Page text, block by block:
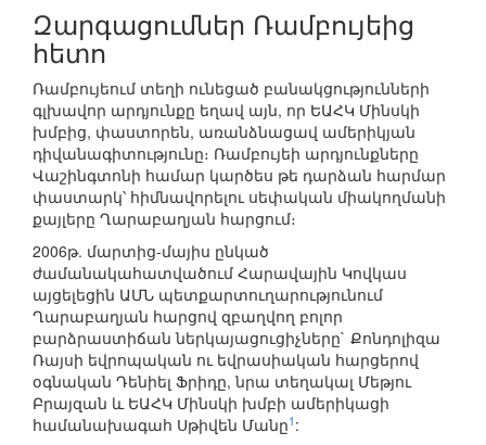
Զարգացումներ Ռամբույեից
հետո
Ռամբույեում տեղի ունեցած բանակցությունների
գլխավոր արդյունքը եղավ այն, որ ԵԱՀԿ Մինսկի
խմբից, փաստորեն, առանձնացավ ամերիկյան
դիվանագիտությունը։ Ռամբույեի արդյունքները
Վաշինգտոնի համար կարծես թե դարձան հարմար
փաստարկ՝ հիմնավորելու սեփական միակողմանի
քայլերը Ղարաբաղյան հարցում։
2006թ. մարտից-մայիս ընկած
ժամանակահատվածում Հարավային Կովկաս
այցելեցին ԱՄՆ պետքարտուղարությունում
Ղարաբաղյան հարցով զբաղվող բոլոր
բարձրաստիճան ներկայացուցիչները` Քոնդոլիզա
Ռայսի եվրոպական ու եվրասիական հարցերով
օգնական Դենիել Ֆրիդը, նրա տեղակալ Մեթյու
Բրայզան և ԵԱՀԿ Մինսկի խմբի ամերիկացի
համանախագահ Սթիվեն Մանը1 :